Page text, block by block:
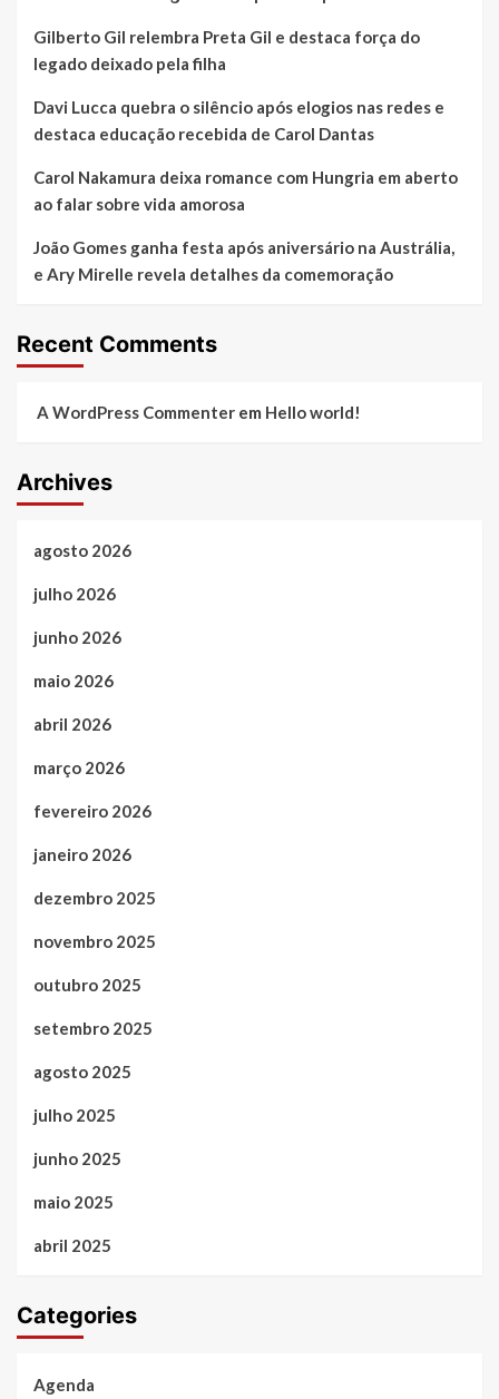
Gilberto Gil relembra Preta Gil e destaca força do
legado deixado pela filha
Davi Lucca quebra o silêncio após elogios nas redes e
destaca educação recebida de Carol Dantas
Carol Nakamura deixa romance com Hungria em aberto
ao falar sobre vida amorosa
João Gomes ganha festa após aniversário na Austrália,
e Ary Mirelle revela detalhes da comemoração
Recent Comments
A WordPress Commenter em Hello world!
Archives
agosto 2026
julho 2026
junho 2026
maio 2026
abril 2026
março 2026
fevereiro 2026
janeiro 2026
dezembro 2025
novembro 2025
outubro 2025
setembro 2025
agosto 2025
julho 2025
junho 2025
maio 2025
abril 2025
Categories
Agenda